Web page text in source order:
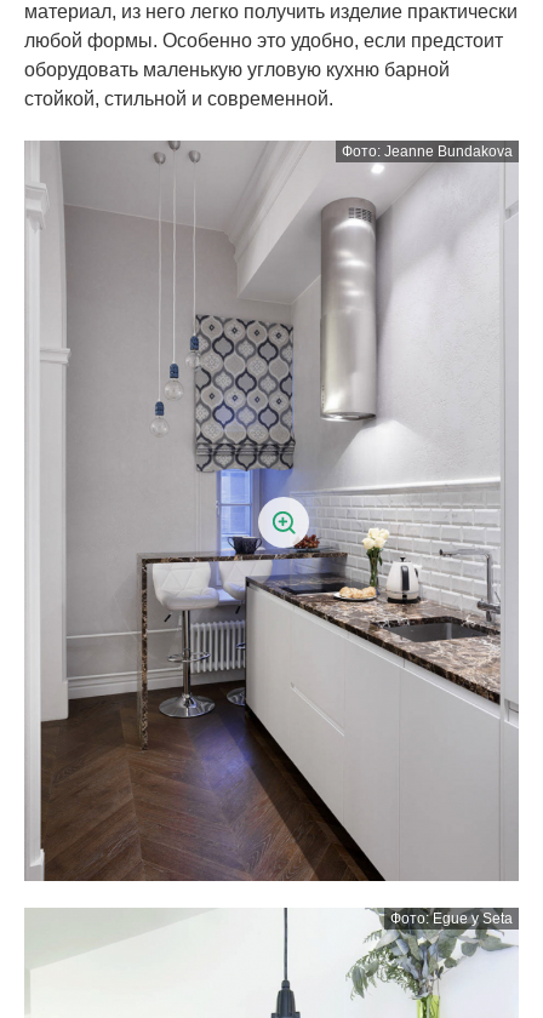
материал, из него легко получить изделие практически
любой формы. Особенно это удобно, если предстоит
оборудовать маленькую угловую кухню барной
стойкой, стильной и современной.